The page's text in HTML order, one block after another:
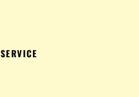
SERVICE